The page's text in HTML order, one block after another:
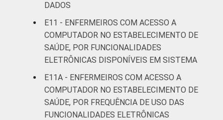
DADOS
E11 - ENFERMEIROS COM ACESSO A
COMPUTADOR NO ESTABELECIMENTO DE
SAÚDE, POR FUNCIONALIDADES
ELETRÔNICAS DISPONÍVEIS EM SISTEMA
E11A - ENFERMEIROS COM ACESSO A
COMPUTADOR NO ESTABELECIMENTO DE
SAÚDE, POR FREQUÊNCIA DE USO DAS
FUNCIONALIDADES ELETRÔNICAS